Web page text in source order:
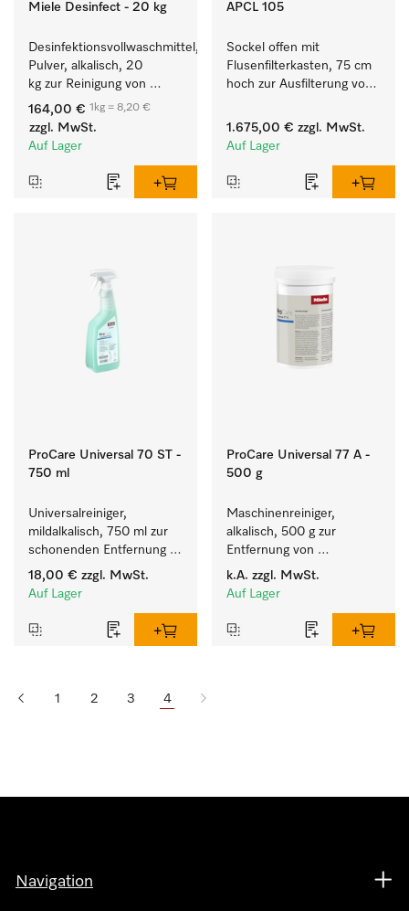
Miele Desinfect - 20 kg
Desinfektionsvollwaschmittel,
Pulver, alkalisch, 20
kg zur Reinigung von
weißen Textilien und
farbechter Buntwäsche.
164,00 € 1kg = 8,20 €
zzgl. MwSt.
Auf Lager
APCL 105
Sockel offen mit
Flusenfilterkasten, 75 cm
hoch zur Ausfilterung von
Partikeln aus der Lauge.
1.675,00 € zzgl. MwSt.
Auf Lager
ProCare Universal 70 ST -
750 ml
Universalreiniger,
mildalkalisch, 750 ml zur
schonenden Entfernung
von Fettrückständen und
Schmutz.
18,00 € zzgl. MwSt.
Auf Lager
ProCare Universal 77 A -
500 g
Maschinenreiniger,
alkalisch, 500 g zur
Entfernung von
hartnäckigen
Stärkebelägen.
k.A. zzgl. MwSt.
Auf Lager
1 2 3 4
Navigation